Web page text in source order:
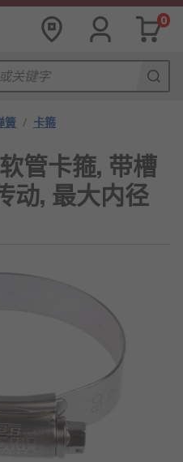
0
簧 / 卡箍
管卡箍, 带槽
动, 最大内径